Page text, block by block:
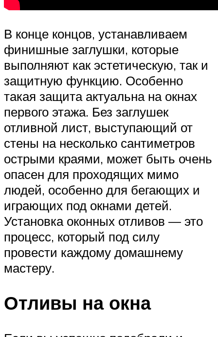
В конце концов, устанавливаем
финишные заглушки, которые
выполняют как эстетическую, так и
защитную функцию. Особенно
такая защита актуальна на окнах
первого этажа. Без заглушек
отливной лист, выступающий от
стены на несколько сантиметров
острыми краями, может быть очень
опасен для проходящих мимо
людей, особенно для бегающих и
играющих под окнами детей.
Установка оконных отливов — это
процесс, который под силу
провести каждому домашнему
мастеру.
Отливы на окна